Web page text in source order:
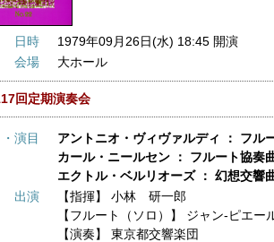
日時
1979年09月26日(水) 18:45 開演
会場
大ホール
回定期演奏会
演目
アントニオ・ヴィヴァルディ ： フ
カール・ニールセン ： フルート協奏
エクトル・ベルリオーズ ： 幻想交
出演
【指揮】小林 研一郎
【フルート（ソロ）】 ジャン‐ピエー
【演奏】東京都交響楽団